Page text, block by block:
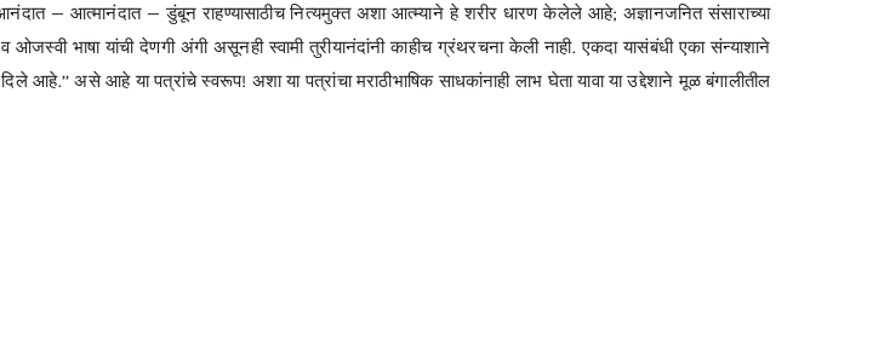
— आत्मानंदात — डुंबून राहण्यासाठीच नित्यमुक्त अशा आत्म्याने हे शरीर धारण केलेले आहे; अज्ञानजनित संसाराच्या
भाषा यांची देणगी अंगी असूनही स्वामी तुरीयानंदांनी काहीच ग्रंथरचना केली नाही. एकदा यासंबंधी एका संन्याशाने
आहे.’’ असे आहे या पत्रांचे स्वरूप! अशा या पत्रांचा मराठीभाषिक साधकांनाही लाभ घेता यावा या उद्देशाने मूळ बंगालीतील